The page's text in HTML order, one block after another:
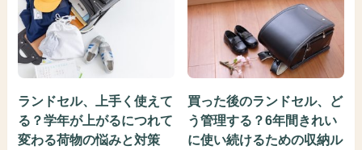
ランドセル、上手く使えて
る？学年が上がるにつれて
変わる荷物の悩みと対策
買った後のランドセル、ど
う管理する？6年間きれい
に使い続けるための収納ル